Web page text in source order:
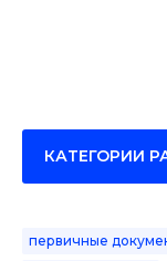
КАТЕГОРИИ
первичные